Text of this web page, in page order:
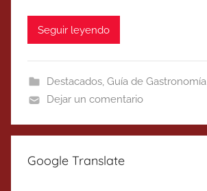
Seguir leyendo
Destacados, Guía de Gastronomía
Dejar un comentario
Google Translate